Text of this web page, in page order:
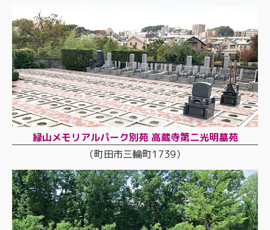
緑山メモリアルパーク別苑 高蔵寺第二光明墓苑
（町田市三輪町1739）